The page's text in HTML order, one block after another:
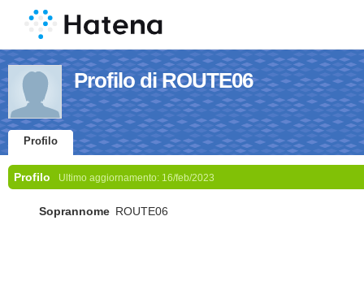
Profilo di ROUTE06
Profilo
Profilo Ultimo aggiornamento: 16/feb/2023
Soprannome ROUTE06